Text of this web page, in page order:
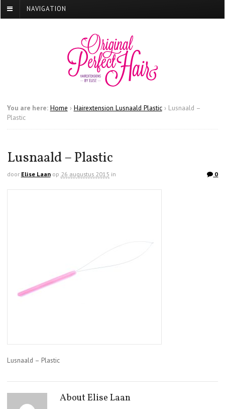
NAVIGATION
You are here: Home › Hairextension Lusnaald Plastic › Lusnaald –
Plastic
Lusnaald – Plastic
door Elise Laan op 26 augustus 2015 in 0
Lusnaald – Plastic
About Elise Laan